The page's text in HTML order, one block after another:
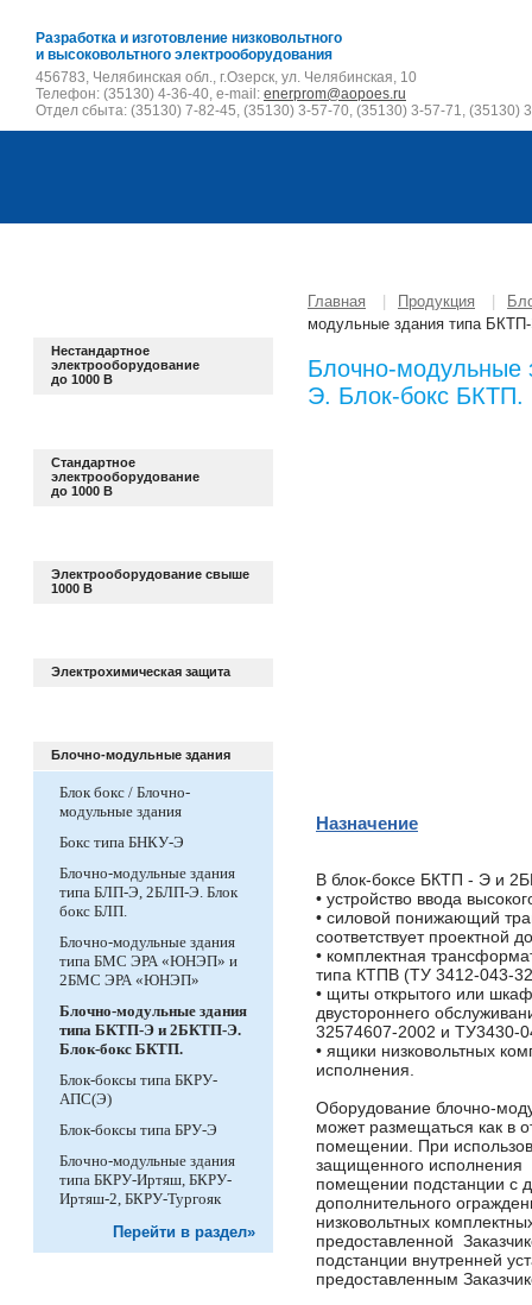
Разработка и изготовление низковольтного
и высоковольтного электрооборудования
456783, Челябинская обл., г.Озерск, ул. Челябинская, 10
Телефон: (35130) 4-36-40, e-mail: enerprom@aopoes.ru
Отдел сбыта: (35130) 7-82-45, (35130) 3-57-70, (35130) 3-57-71, (35130)
Нестандартное
электрооборудование
до 1000 В
Стандартное
электрооборудование
до 1000 В
Электрооборудование свыше
1000 В
Электрохимическая защита
Блочно-модульные здания
Блок бокс / Блочно-
модульные здания
Бокс типа БНКУ-Э
Блочно-модульные здания
типа БЛП-Э, 2БЛП-Э. Блок
бокс БЛП.
Блочно-модульные здания
типа БМС ЭРА «ЮНЭП» и
2БМС ЭРА «ЮНЭП»
Блочно-модульные здания
типа БКТП-Э и 2БКТП-Э.
Блок-бокс БКТП.
Блок-боксы типа БКРУ-
АПС(Э)
Блок-боксы типа БРУ-Э
Блочно-модульные здания
типа БКРУ-Иртяш, БКРУ-
Иртяш-2, БКРУ-Тургояк
Перейти в раздел»
Главная Продукция
модульные здания типа
Блочно-
Э. Блок-бокс БКТП.
Назначение
В блок-боксе БКТП - Э и
• устройство ввода
• силовой понижающий
соответствует проектной
• комплектная
типа КТПВ (ТУ 3412-043-
• щиты открытого или
двустороннего
32574607-2002 и ТУ3430-
• ящики низковольтных
исполнения.
Оборудование блочно-
может размещаться как в
помещении. При
защищенного исполнения
помещении подстанции с
дополнительного
низковольтных
предоставленной
подстанции внутренней
предоставленным